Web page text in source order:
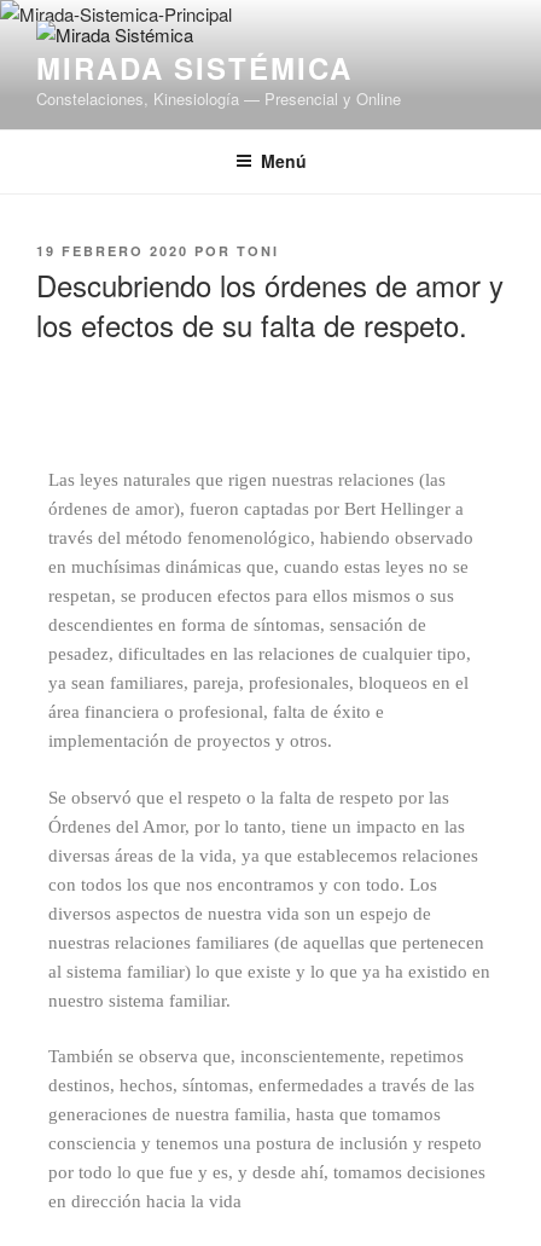
MIRADA SISTÉMICA
Constelaciones, Kinesiología — Presencial y Online
Menú
19 FEBRERO 2020 POR TONI
Descubriendo los órdenes de amor y
los efectos de su falta de respeto.
Las leyes naturales que rigen nuestras relaciones (las
órdenes de amor), fueron captadas por Bert Hellinger a
través del método fenomenológico, habiendo observado
en muchísimas dinámicas que, cuando estas leyes no se
respetan, se producen efectos para ellos mismos o sus
descendientes en forma de síntomas, sensación de
pesadez, dificultades en las relaciones de cualquier tipo,
ya sean familiares, pareja, profesionales, bloqueos en el
área financiera o profesional, falta de éxito e
implementación de proyectos y otros.
Se observó que el respeto o la falta de respeto por las
Órdenes del Amor, por lo tanto, tiene un impacto en las
diversas áreas de la vida, ya que establecemos relaciones
con todos los que nos encontramos y con todo. Los
diversos aspectos de nuestra vida son un espejo de
nuestras relaciones familiares (de aquellas que pertenecen
al sistema familiar) lo que existe y lo que ya ha existido en
nuestro sistema familiar.
También se observa que, inconscientemente, repetimos
destinos, hechos, síntomas, enfermedades a través de las
generaciones de nuestra familia, hasta que tomamos
consciencia y tenemos una postura de inclusión y respeto
por todo lo que fue y es, y desde ahí, tomamos decisiones
en dirección hacia la vida